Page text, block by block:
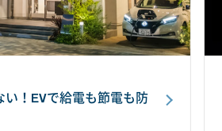
い！EVで給電も節電も防